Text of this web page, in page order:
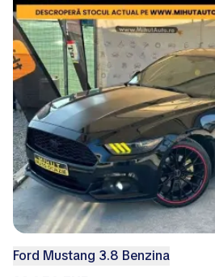
Ford Mustang 3.8 Benzina